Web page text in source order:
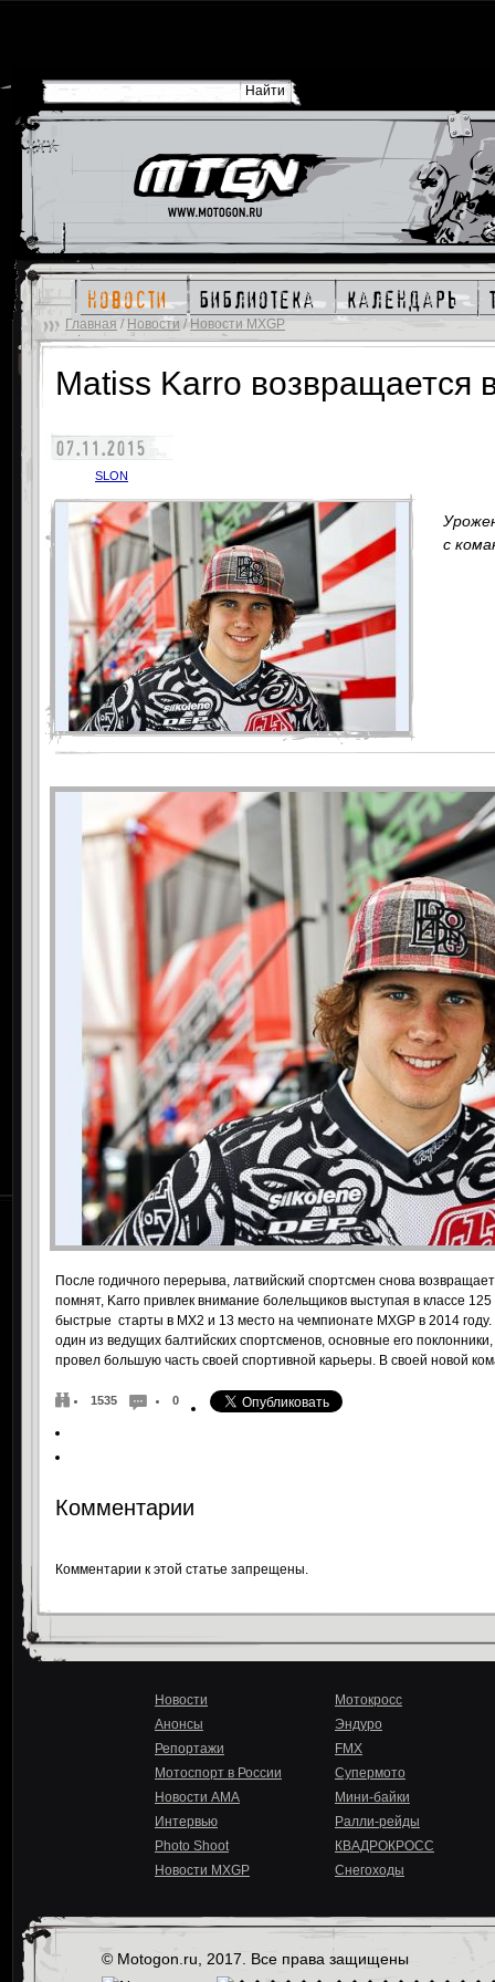
новости библиотека календарь
Главная / Новости /Новости MXGP
Matiss Karro возвращается
07.11.2015
SLON
с
После годичного перерыва, латвийский спортсмен снова
помнят, Karro привлек внимание болельщиков выступая в классе
быстрые старты в MX2 и 13 место на чемпионате MXGP в 2014
один из ведущих балтийских спортсменов, основные его
провел большую часть своей спортивной карьеры. В своей новой
1535 0
Комментарии
Комментарии к этой статье запрещены.
Новости
Анонсы
Репортажи
Мотоспорт в России
Новости AMA
Интервью
Photo Shoot
Новости MXGP
Мотокросс
Эндуро
FMX
Супермото
Мини-байки
Ралли-рейды
КВАДРОКРОСС
Снегоходы
© Motogon.ru, 2017. Все права защищены